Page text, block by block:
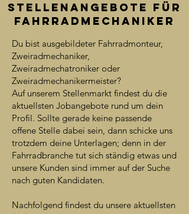
Stellenangebote Für
FahrRADmechaniker
Du bist ausgebildeter Fahrradmonteur,
Zweiradmechaniker,
Zweiradmechatroniker oder
Zweiradmechanikermeister?
Auf unserem Stellenmarkt findest du die
aktuellsten Jobangebote rund um dein
Profil. Sollte gerade keine passende
offene Stelle dabei sein, dann schicke uns
trotzdem deine Unterlagen; denn in der
Fahrradbranche tut sich ständig etwas und
unsere Kunden sind immer auf der Suche
nach guten Kandidaten.
Nachfolgend findest du unsere aktuellsten